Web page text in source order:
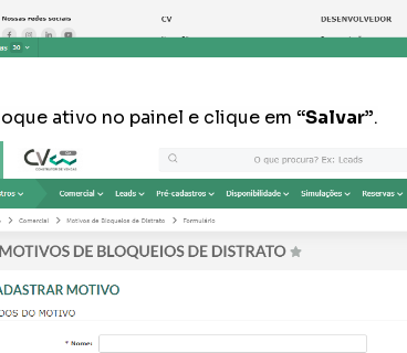
ativo no painel e clique em “Salvar”.